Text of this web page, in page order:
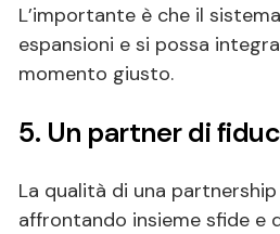
L’importante è che il
espansioni e si possa
momento giusto.
5. Un partner di
La qualità di una
affrontando insieme sfide e